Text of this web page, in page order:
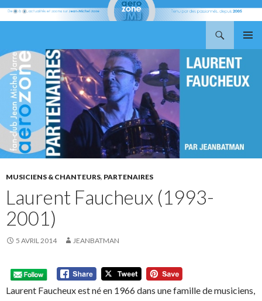
AU
CONTENU
MUSICIENS & CHANTEURS, PARTENAIRES
Laurent Faucheux (1993-
2001)
5 AVRIL 2014 JEANBATMAN
Laurent Faucheux est né en 1966 dans une famille de musiciens,